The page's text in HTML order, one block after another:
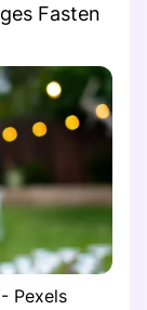
Fasten
Pexels